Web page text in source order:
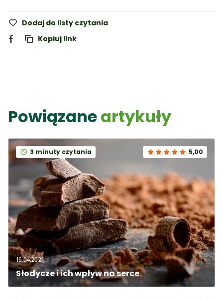
Dodaj do listy czytania
Kopiuj link
Powiązaneartykuły
16.04.2021
Słodycze i ich wpływ na serce
3 minuty czytania 5,00